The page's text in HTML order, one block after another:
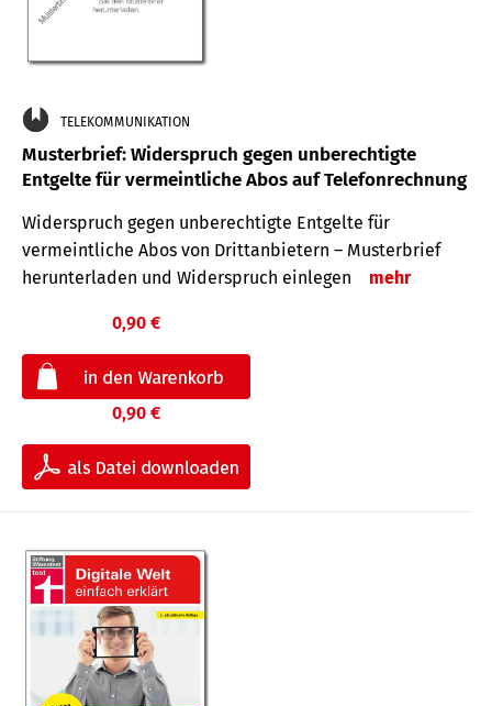
TELEKOMMUNIKATION
Musterbrief: Widerspruch gegen unberechtigte
Entgelte für vermeintliche Abos auf Telefonrechnung
Widerspruch gegen unberechtigte Entgelte für
vermeintliche Abos von Drittanbietern – Musterbrief
herunterladen und Widerspruch einlegen
mehr
0,90 €
0,90 €